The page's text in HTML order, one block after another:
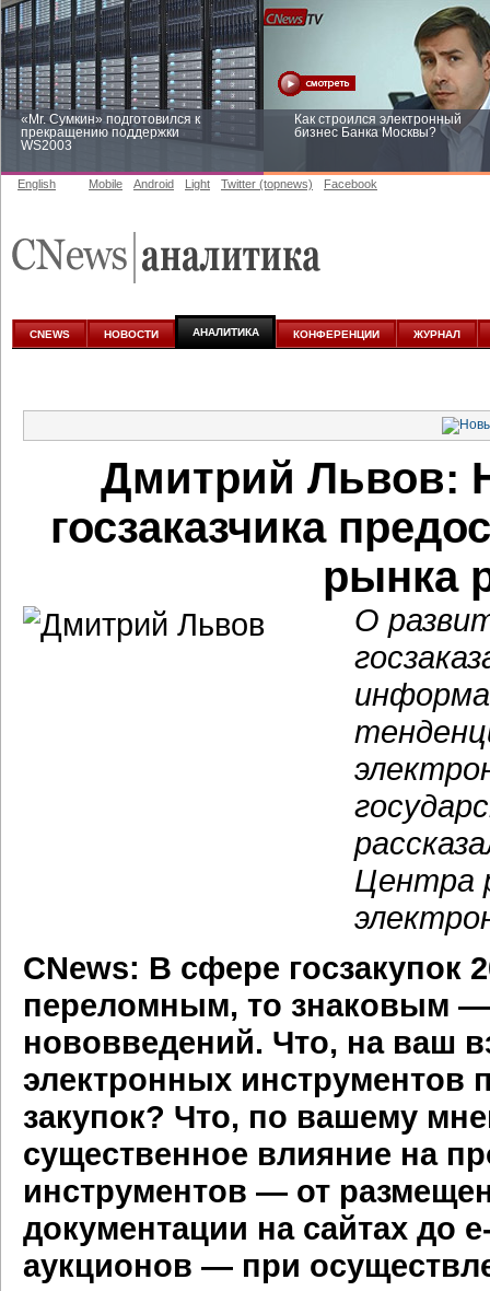
«Mr. Сумкин» подготовился к
прекращению поддержки
WS2003
Как строился электронный
бизнес Банка Москвы?
аналитике
English Mobile Android Light Twitter (topnews) Facebook
CNEWS НОВОСТИ АНАЛИТИКА КОНФЕРЕНЦИИ ЖУРНАЛ
Дмитрий Львов:
госзаказчика
рынка
О
Центра
CNews: В сфере госзакупок
переломным, то знаковым
нововведений. Что, на ваш
электронных инструментов
закупок? Что, по вашему
существенное влияние на
инструментов — от
документации на сайтах до
аукционов — при